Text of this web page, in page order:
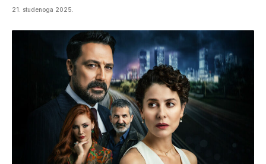
21. studenoga 2025.